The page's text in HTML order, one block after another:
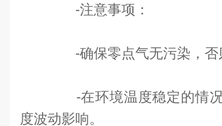
-注意事项：
-确保零点气无污染，否
-在环境温度稳定的情况
度波动影响。